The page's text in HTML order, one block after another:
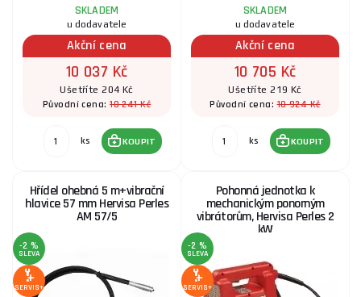
SKLADEM
u dodavatele
Akční cena
10 037 Kč
Ušetříte 204 Kč
Původní cena:10 241 Kč
ks KOUPIT
SKLADEM
u dodavatele
Akční cena
10 705 Kč
Ušetříte 219 Kč
Původní cena:10 924 Kč
ks KOUPIT
Hřídel ohebná 5 m+vibrační
hlavice 57 mm Hervisa Perles
AM 57/5
-2 %
SLEVA
SERVIS+
Pohonná jednotka k
mechanickým ponorným
vibrátorům, Hervisa Perles 2
kW
-2 %
SLEVA
SERVIS+